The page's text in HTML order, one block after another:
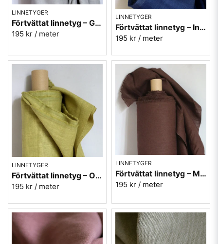
LINNETYGER
Förtvättat linnetyg – Grå (230 g/m²)
195 kr / meter
LINNETYGER
Förtvättat linnetyg – Indigo (230 g/m²)
195 kr / meter
LINNETYGER
Förtvättat linnetyg – Olivgrön (230 g/m²)
195 kr / meter
LINNETYGER
Förtvättat linnetyg – Mörkbrun (230 g/m²)
195 kr / meter